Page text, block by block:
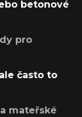
betonové
pro
často to
mateřské